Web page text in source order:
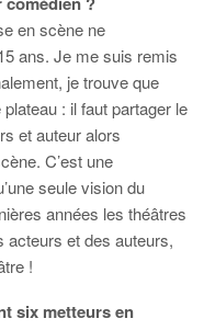
en scène ne
ans. Je me suis remis
je trouve que
: il faut partager le
et auteur alors
C’est une
seule vision du
années les théâtres
acteurs et des auteurs,
!
six metteurs en